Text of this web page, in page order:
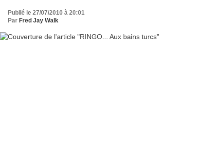
Publié le 27/07/2010 à 20:01
Par Fred Jay Walk